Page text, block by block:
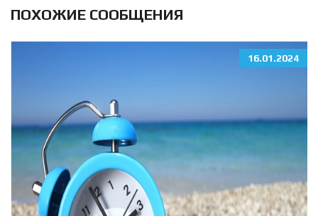
ПОХОЖИЕ СООБЩЕНИЯ
16.01.2024